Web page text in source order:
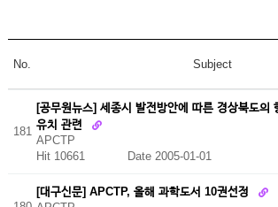
No. Subject
181
[공무원뉴스] 세종시 발전방안에 따른 경상북도의
유치 관련
APCTP
Hit 10661 Date 2005-01-01
[대구신문] APCTP, 올해 과학도서 10권선정